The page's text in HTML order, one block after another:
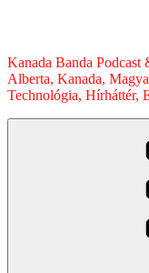
Kanada Banda
Alberta, Kanada,
Technológia, Hírháttér,